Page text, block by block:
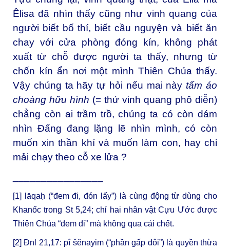
Êlisa đã nhìn thấy cũng như vinh quang của
người biết bố thí, biết cầu nguyện và biết ăn
chay với cửa phòng đóng kín, không phát
xuất từ chỗ được người ta thấy, nhưng từ
chốn kín ẩn nơi một mình Thiên Chúa thấy.
Vậy chúng ta hãy tự hỏi nếu mai nàytấm áo
choàng hữu hình (= thứ vinh quang phô diễn)
chẳng còn ai trầm trồ, chúng ta có còn dám
nhìn Đấng đang lặng lẽ nhìn mình, có còn
muốn xin thần khí và muốn làm con, hay chỉ
mải chạy theo cỗ xe lửa ?
[1]
lāqaḥ (“đem đi, đón lấy”) là cùng động từ dùng cho
Khanốc trong St 5,24; chỉ hai nhân vật Cựu Ước được
Thiên Chúa “đem đi” mà không qua cái chết.
[2] Đnl 21,17: pî šĕnayim (“phần gấp đôi”) là quyền thừa